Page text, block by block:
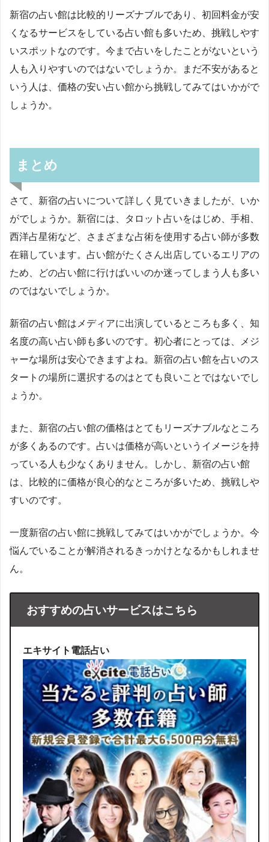
新宿の占い館は比較的リーズナブルであり、初回料金が安
くなるサービスをしている占い館も多いため、挑戦しやす
いスポットなのです。今まで占いをしたことがないという
人も入りやすいのではないでしょうか。まだ不安があると
いう人は、価格の安い占い館から挑戦してみてはいかがで
しょうか。
まとめ
さて、新宿の占いについて詳しく見ていきましたが、いか
がでしょうか。新宿には、タロット占いをはじめ、手相、
西洋占星術など、さまざまな占術を使用する占い師が多数
在籍しています。占い館がたくさん出店しているエリアの
ため、どの占い館に行けばいいのか迷ってしまう人も多い
のではないでしょうか。
新宿の占い館はメディアに出演しているところも多く、知
名度の高い占い師も多いのです。初心者にとっては、メジ
ャーな場所は安心できますよね。新宿の占い館を占いのス
タートの場所に選択するのはとても良いことではないでし
ょうか。
また、新宿の占い館の価格はとてもリーズナブルなところ
が多くあるのです。占いは価格が高いというイメージを持
っている人も少なくありません。しかし、新宿の占い館
は、比較的に価格が良心的なところが多いため、挑戦しや
すいのです。
一度新宿の占い館に挑戦してみてはいかがでしょうか。今
悩んでいることが解消されるきっかけとなるかもしれませ
ん。
おすすめの占いサービスはこちら
エキサイト電話占い